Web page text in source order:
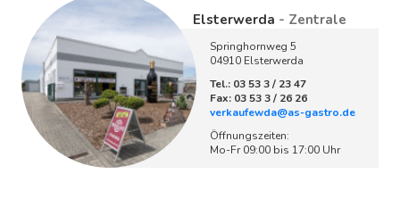
Elsterwerda - Zentrale
Springhornweg 5
04910 Elsterwerda
Tel.: 03 53 3 / 23 47
Fax: 03 53 3 / 26 26
verkaufewda@as-gastro.de
Öffnungszeiten:
Mo-Fr 09:00 bis 17:00 Uhr